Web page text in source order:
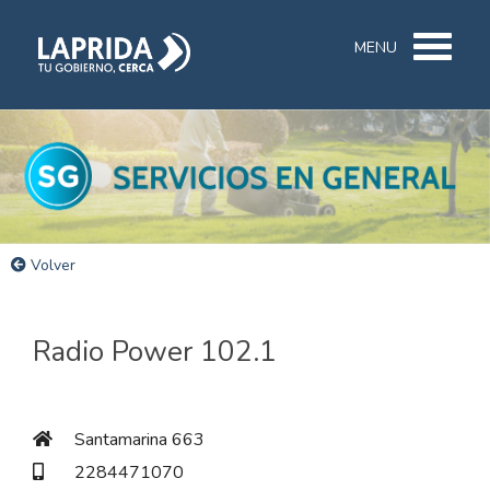
MENU
Volver
Radio Power 102.1
Santamarina 663
2284471070